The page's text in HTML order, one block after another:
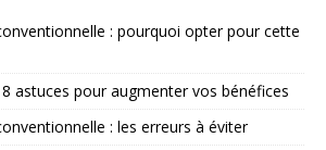
: pourquoi opter pour cette
astuces pour augmenter vos bénéfices
: les erreurs à éviter